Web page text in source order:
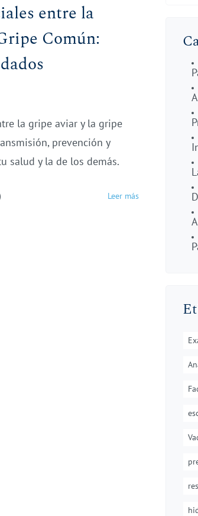
entre la
Común:
la gripe aviar y la gripe
prevención y
salud y la de los demás.
Leer más